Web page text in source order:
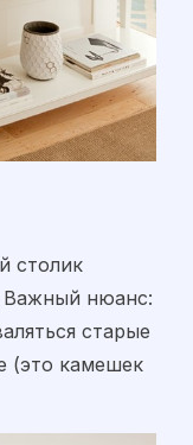
столик
Важный нюанс:
старые
(это камешек